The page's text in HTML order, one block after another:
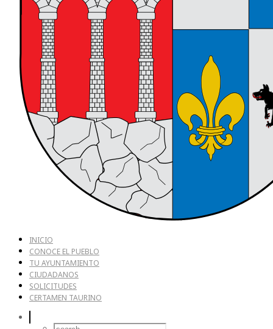
INICIO
CONOCE EL PUEBLO
TU AYUNTAMIENTO
CIUDADANOS
SOLICITUDES
CERTAMEN TAURINO